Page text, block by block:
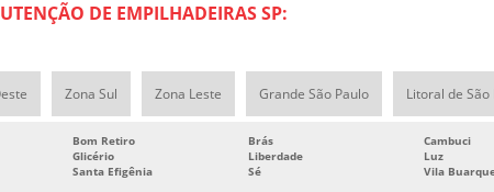
DE EMPILHADEIRAS SP:
Zona Sul Zona Leste Grande São Paulo Litoral de São
Bom Retiro Brás Cambuci
Glicério Liberdade Luz
Santa Efigênia Sé Vila